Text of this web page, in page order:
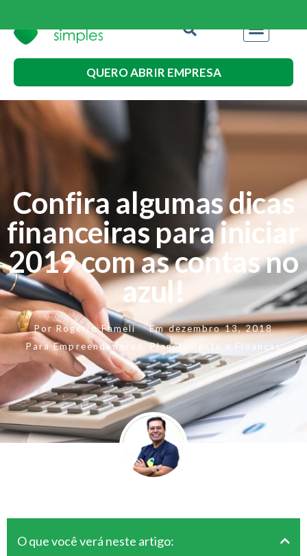
QUERO ABRIR EMPRESA
Confira algumas dicas
financeiras para iniciar
2019 com as contas no
azul!
Por Rogerio Fameli Em dezembro 13, 2018
Para Empreendedores
,Planejamento e Finanças
O que você verá neste artigo: